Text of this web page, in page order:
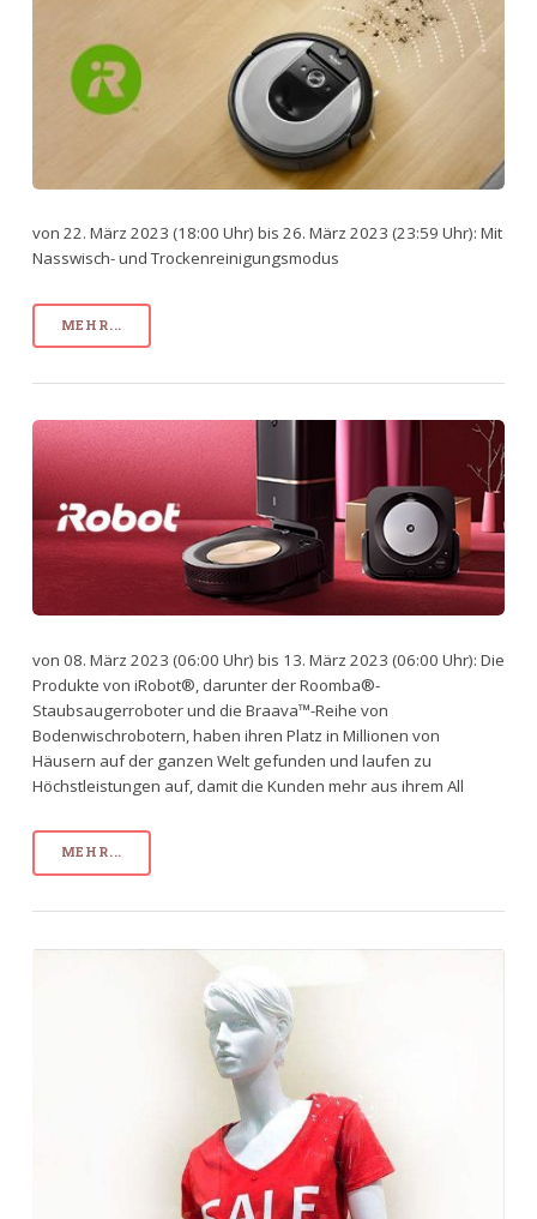
von 22. März 2023 (18:00 Uhr) bis 26. März 2023 (23:59 Uhr): Mit
Nasswisch- und Trockenreinigungsmodus
MEHR...
von 08. März 2023 (06:00 Uhr) bis 13. März 2023 (06:00 Uhr): Die
Produkte von iRobot®, darunter der Roomba®-
Staubsaugerroboter und die Braava™-Reihe von
Bodenwischrobotern, haben ihren Platz in Millionen von
Häusern auf der ganzen Welt gefunden und laufen zu
Höchstleistungen auf, damit die Kunden mehr aus ihrem All
MEHR...